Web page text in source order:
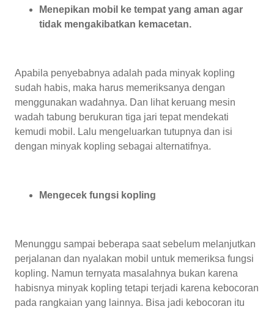
Menepikan mobil ke tempat yang aman agar
tidak mengakibatkan kemacetan.
Apabila penyebabnya adalah pada minyak kopling
sudah habis, maka harus memeriksanya dengan
menggunakan wadahnya. Dan lihat keruang mesin
wadah tabung berukuran tiga jari tepat mendekati
kemudi mobil. Lalu mengeluarkan tutupnya dan isi
dengan minyak kopling sebagai alternatifnya.
Mengecek fungsi kopling
Menunggu sampai beberapa saat sebelum melanjutkan
perjalanan dan nyalakan mobil untuk memeriksa fungsi
kopling. Namun ternyata masalahnya bukan karena
habisnya minyak kopling tetapi terjadi karena kebocoran
pada rangkaian yang lainnya. Bisa jadi kebocoran itu